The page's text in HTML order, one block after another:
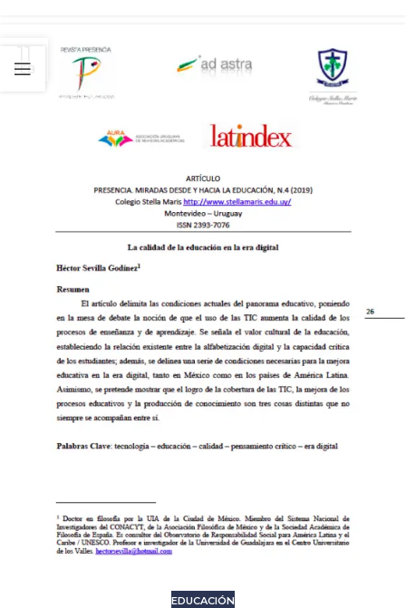
FEB
EDUCACIÓN